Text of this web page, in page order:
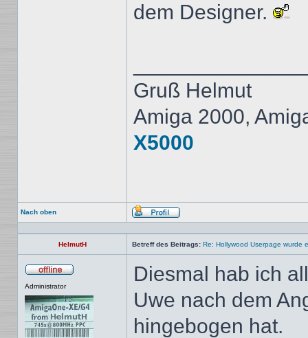
dem Designer.
Gruß Helmut
Amiga 2000,
X5000
Nach oben
Profil
HelmutH Betreff des Beitrags: Re: Hollywood Userpage wurde
Administrator
Diesmal hab ich
Uwe nach dem
hingebogen hat.